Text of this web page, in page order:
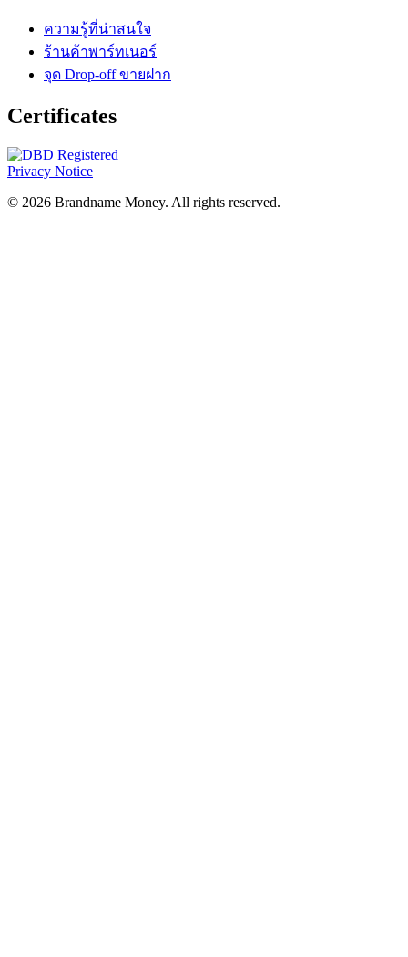
ความรู้ที่น่าสนใจ
ร้านค้าพาร์ทเนอร์
จุด Drop-off ขายฝาก
Certificates
Privacy Notice
© 2026 Brandname Money. All rights reserved.